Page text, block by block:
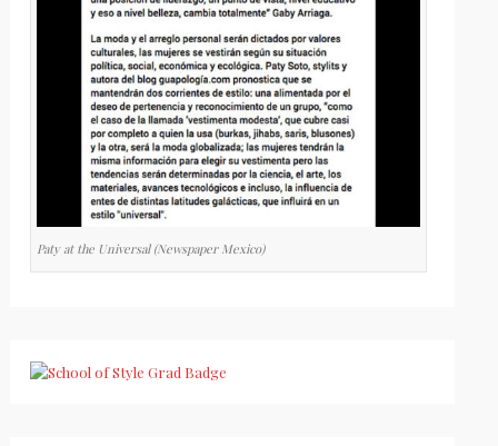
Paty at the Universal (Newspaper Mexico)